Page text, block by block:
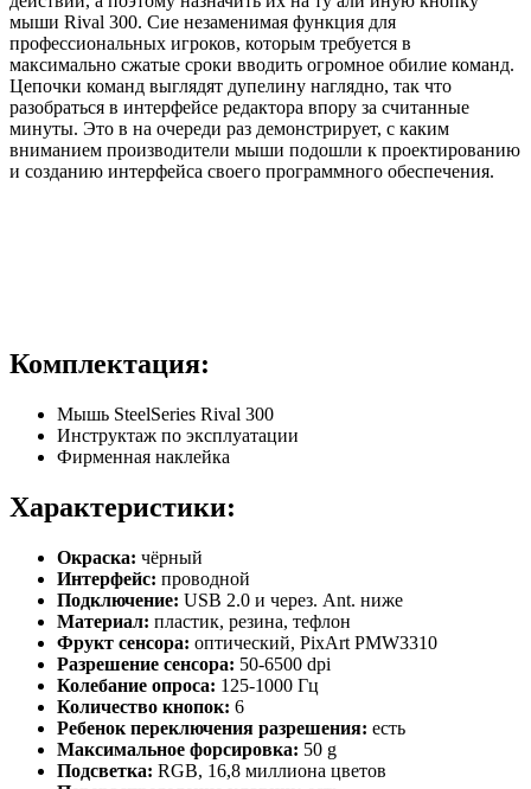
мыши Rival 300. Сие незаменимая функция для
профессиональных игроков, которым требуется в
максимально сжатые сроки вводить огромное обилие команд.
Цепочки команд выглядят дупелину наглядно, так что
разобраться в интерфейсе редактора впору за считанные
минуты. Это в на очереди раз демонстрирует, с каким
вниманием производители мыши подошли к проектированию
и созданию интерфейса своего программного обеспечения.
Комплектация:
Мышь SteelSeries Rival 300
Инструктаж по эксплуатации
Фирменная наклейка
Характеристики:
Окраска: чёрный
Интерфейс: проводной
Подключение: USB 2.0 и через. Ant. ниже
Материал: пластик, резина, тефлон
Фрукт сенсора: оптический, PixArt PMW3310
Разрешение сенсора: 50-6500 dpi
Колебание опроса: 125-1000 Гц
Количество кнопок: 6
Ребенок переключения разрешения: есть
Максимальное форсировка: 50 g
Подсветка: RGB, 16,8 миллиона цветов